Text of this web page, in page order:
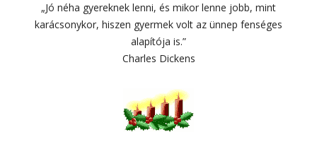
„Jó néha gyereknek lenni, és mikor lenne jobb, mint
karácsonykor, hiszen gyermek volt az ünnep fenséges
alapítója is.”
Charles Dickens